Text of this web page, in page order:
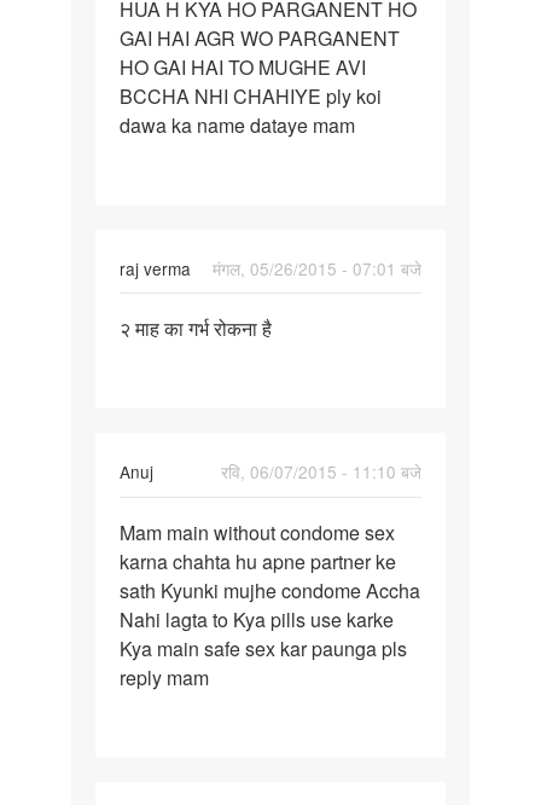
PATNER
KO
DO
DIN
HUA H KYA HO PARGANENT HO
GAI HAI AGR WO PARGANENT
HO GAI HAI TO MUGHE AVI
BCCHA NHI CHAHIYE ply koi
dawa ka name dataye mam
raj verma
मंगल, 05/26/2015 - 07:01 बजे
२
है
२ माह का गर्भ रोकना है
Anuj
रवि, 06/07/2015 - 11:10 बजे
Mam
main
without
condome
sex
Mam main without condome sex
karna chahta hu apne partner ke
sath Kyunki mujhe condome Accha
Nahi lagta to Kya pills use karke
Kya main safe sex kar paunga pls
reply mam